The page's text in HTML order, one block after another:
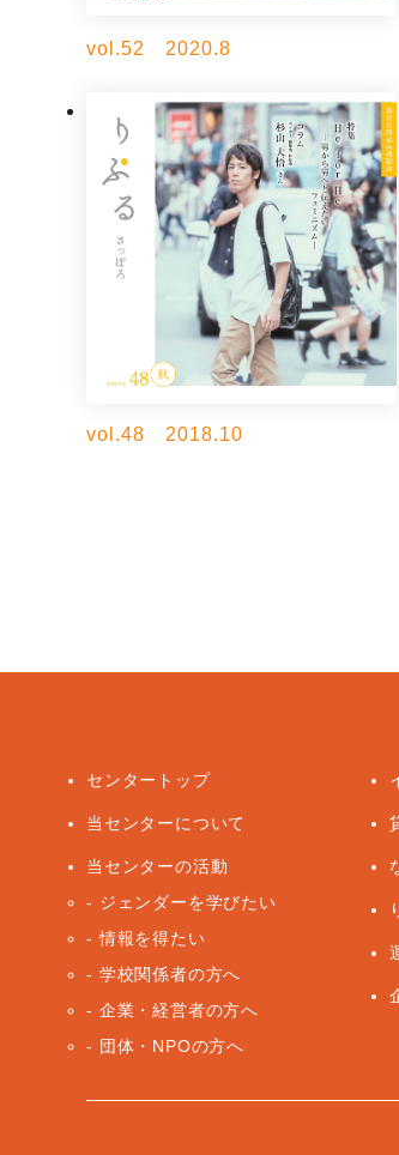
vol.52 2020.8
vol.48 2018.10
センタートップ
当センターについて
当センターの活動
ジェンダーを学びたい
情報を得たい
学校関係者の方へ
企業・経営者の方へ
団体・NPOの方へ